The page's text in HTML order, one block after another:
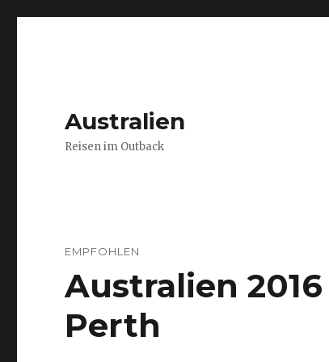
Australien
Reisen im Outback
EMPFOHLEN
Australien
Perth